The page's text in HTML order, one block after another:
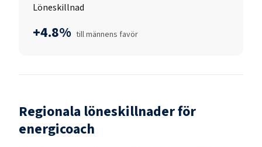
Löneskillnad
+4.8% till männens favör
Regionala löneskillnader för
energicoach